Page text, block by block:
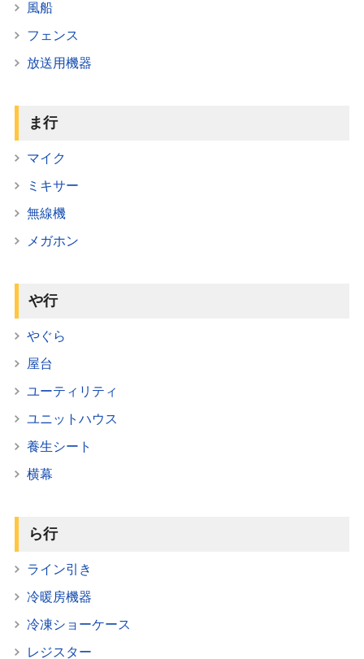
風船
フェンス
放送用機器
ま行
マイク
ミキサー
無線機
メガホン
や行
やぐら
屋台
ユーティリティ
ユニットハウス
養生シート
横幕
ら行
ライン引き
冷暖房機器
冷凍ショーケース
レジスター